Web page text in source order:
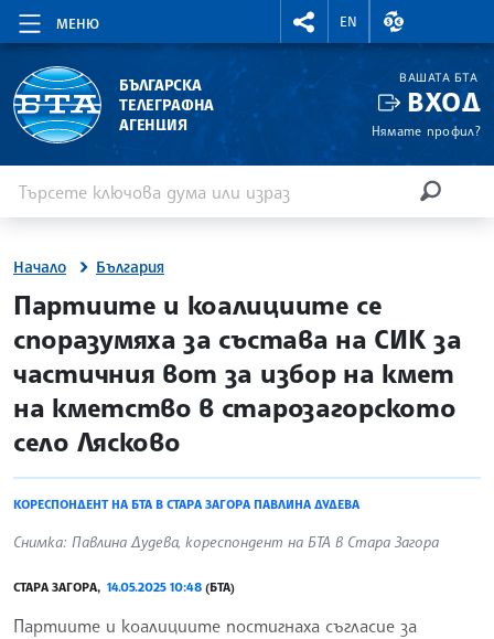
МЕНЮ
RIGHTMENU.SOCIAL
EN
ВАЛУТНИ
БЪЛГАРСКА
ТЕЛЕГРАФНА
АГЕНЦИЯ
ВАШАТА БТА
ВХОД
Нямате профил?
Начало България
site.bta
Партиите и коалициите се
споразумяха за състава на СИК за
частичния вот за избор на кмет
на кметство в старозагорското
село Лясково
КОРЕСПОНДЕНТ НА БТА В СТАРА ЗАГОРА ПАВЛИНА ДУДЕВА
Снимка: Павлина Дудева, кореспондент на БТА в Стара Загора
СТАРА ЗАГОРА, 14.05.2025 10:48 (БТА)
Партиите и коалициите постигнаха съгласие за